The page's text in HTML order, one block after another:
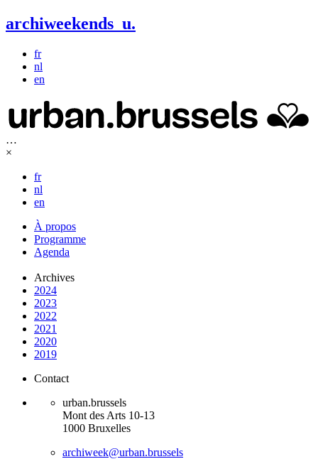
archiweekends u.
fr
nl
en
…
×
fr
nl
en
À propos
Programme
Agenda
Archives
2024
2023
2022
2021
2020
2019
Contact
urban.brussels
Mont des Arts 10-13
1000 Bruxelles
archiweek@urban.brussels